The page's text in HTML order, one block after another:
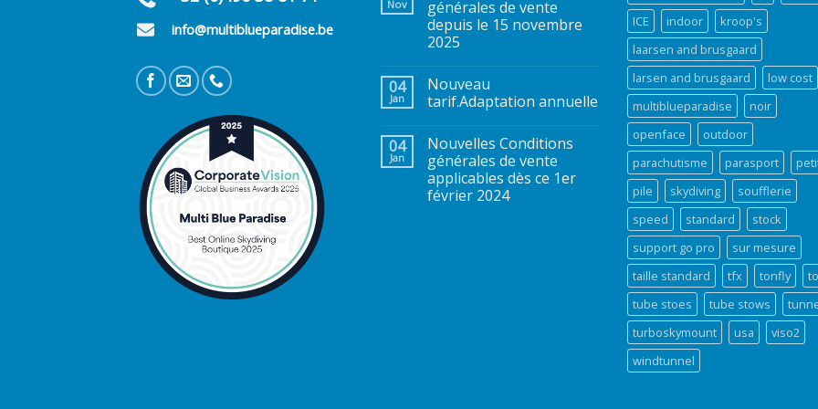
info@multiblueparadise.be
Nov
générales de vente
depuis le 15 novembre
2025
04
Jan
Nouveau
tarif.Adaptation annuelle
04
Jan
Nouvelles Conditions
générales de vente
applicables dès ce 1er
février 2024
ICE
indoor
kroop's
laarsen and brusgaard
larsen and brusgaard
low cost
multiblueparadise
noir
openface
outdoor
parachutisme
parasport
pile
skydiving
soufflerie
speed
standard
stock
support go pro
sur mesure
taille standard
tfx tonfly
tube stoes
tube stows
turboskymount
usa
viso2
windtunnel